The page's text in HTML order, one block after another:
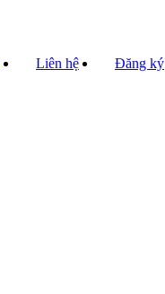
Liên hệ Đăng ký